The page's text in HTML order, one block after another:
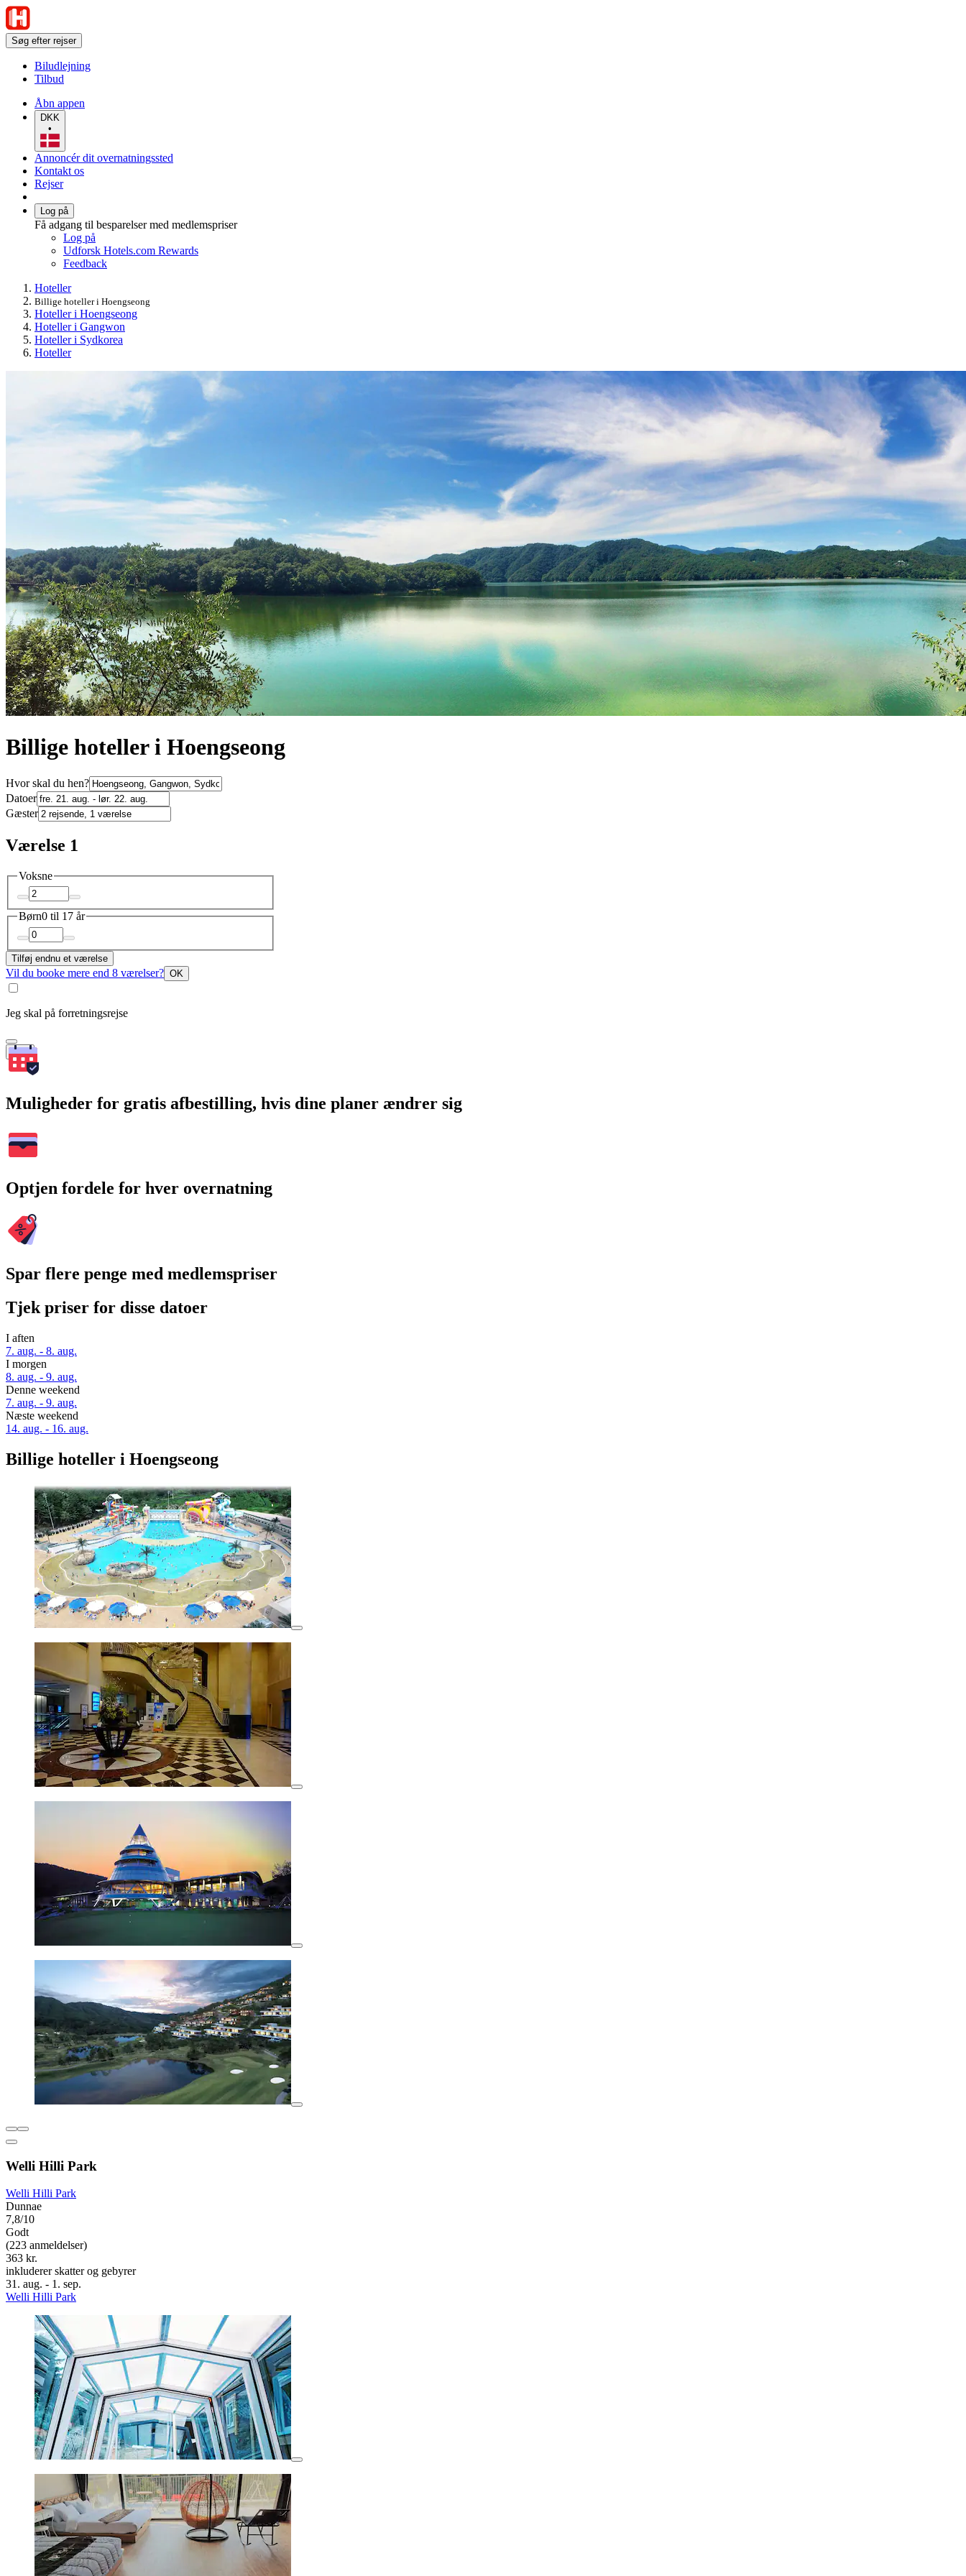
Søg efter rejser
Biludlejning
Tilbud
Åbn appen
DKK
•
Annoncér dit overnatningssted
Kontakt os
Rejser
Log på
Få adgang til besparelser med medlemspriser
Log på
Udforsk Hotels.com Rewards
Feedback
Hoteller
Billige hoteller i Hoengseong
Hoteller i Hoengseong
Hoteller i Gangwon
Hoteller i Sydkorea
Hoteller
Billige hoteller i Hoengseong
Hvor skal du hen?
Datoer
Gæster
Værelse 1
Voksne
Børn0 til 17 år
Tilføj endnu et værelse
Vil du booke mere end 8 værelser? OK
Jeg skal på forretningsrejse
Søg
Muligheder for gratis afbestilling, hvis dine planer ændrer sig
Optjen fordele for hver overnatning
Spar flere penge med medlemspriser
Tjek priser for disse datoer
I aften
7. aug. - 8. aug.
I morgen
8. aug. - 9. aug.
Denne weekend
7. aug. - 9. aug.
Næste weekend
14. aug. - 16. aug.
Billige hoteller i Hoengseong
Welli Hilli Park
Welli Hilli Park
Dunnae
7,8/10
Godt
(223 anmeldelser)
363 kr.
inkluderer skatter og gebyrer
31. aug. - 1. sep.
Welli Hilli Park